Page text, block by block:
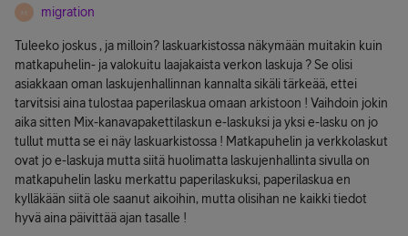
M migration
Tuleeko joskus , ja milloin? laskuarkistossa näkymään muitakin kuin
matkapuhelin- ja valokuitu laajakaista verkon laskuja ? Se olisi
asiakkaan oman laskujenhallinnan kannalta sikäli tärkeää, ettei
tarvitsisi aina tulostaa paperilaskua omaan arkistoon ! Vaihdoin jokin
aika sitten Mix-kanavapakettilaskun e-laskuksi ja yksi e-lasku on jo
tullut mutta se ei näy laskuarkistossa ! Matkapuhelin ja verkkolaskut
ovat jo e-laskuja mutta siitä huolimatta laskujenhallinta sivulla on
matkapuhelin lasku merkattu paperilaskuksi, paperilaskua en
kylläkään siitä ole saanut aikoihin, mutta olisihan ne kaikki tiedot
hyvä aina päivittää ajan tasalle !